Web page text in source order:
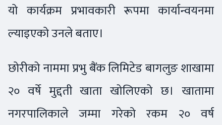
यो कार्यक्रम प्रभावकारी रूपमा कार्यान्वयनमा
ल्याइएको उनले बताए।
छोरीको नाममा प्रभु बैंक लिमिटेड बागलुङ शाखामा
२० वर्षे मुद्दती खाता खोलिएको छ। खातामा
नगरपालिकाले जम्मा गरेको रकम २० वर्ष